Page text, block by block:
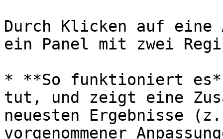
Durch Klicken auf
ein Panel mit zwei
* **So funktioniert
tut, und zeigt eine
neuesten Ergebnisse
vorgenommener